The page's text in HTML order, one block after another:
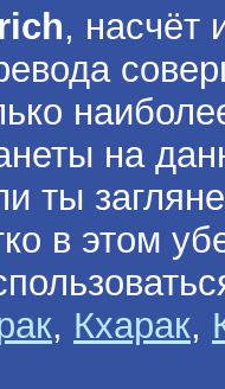
, насчёт
на
ты
в этом
, Кхарак,